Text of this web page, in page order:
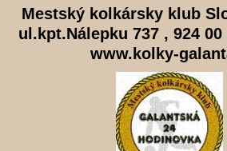
Mestský kolkársky klub
ul.kpt.Nálepku 737 ,
www.kolky-